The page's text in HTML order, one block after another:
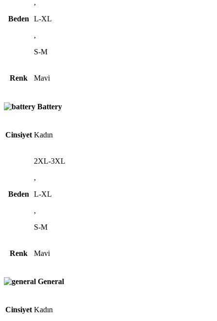
Beden
,
L-XL
,
S-M
Renk Mavi
Battery
Cinsiyet Kadın
Beden
2XL-3XL
,
L-XL
,
S-M
Renk Mavi
General
Cinsiyet Kadın